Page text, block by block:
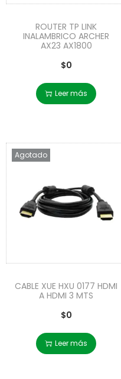
ROUTER TP LINK
INALAMBRICO ARCHER
AX23 AX1800
$0
Leer más
Agotado
CABLE XUE HXU 0177 HDMI
A HDMI 3 MTS
$0
Leer más